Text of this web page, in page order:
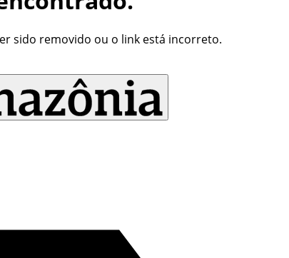
sido removido ou o link está incorreto.